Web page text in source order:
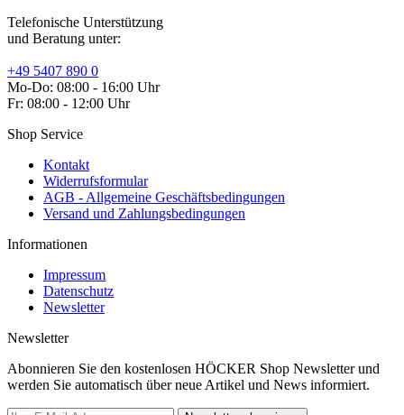
Telefonische Unterstützung
und Beratung unter:
+49 5407 890 0
Mo-Do: 08:00 - 16:00 Uhr
Fr: 08:00 - 12:00 Uhr
Shop Service
Kontakt
Widerrufsformular
AGB - Allgemeine Geschäftsbedingungen
Versand und Zahlungsbedingungen
Informationen
Impressum
Datenschutz
Newsletter
Newsletter
Abonnieren Sie den kostenlosen HÖCKER Shop Newsletter und
werden Sie automatisch über neue Artikel und News informiert.